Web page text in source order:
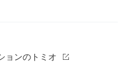
ョンのトミオ